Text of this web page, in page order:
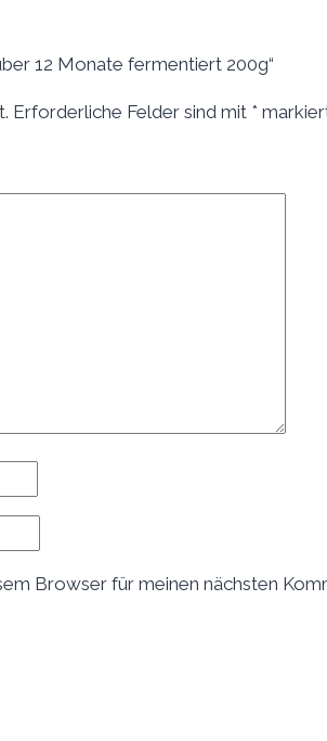
12 Monate fermentiert 200g“
Erforderliche Felder sind mit *
Browser für meinen nächsten